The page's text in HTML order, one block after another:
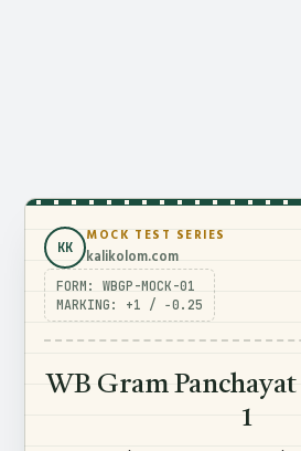
KK
MOCK TEST SERIES
kalikolom.com
FORM: WBGP-MOCK-01
MARKING: +1 / −0.25
WB Gram Panchayat
1